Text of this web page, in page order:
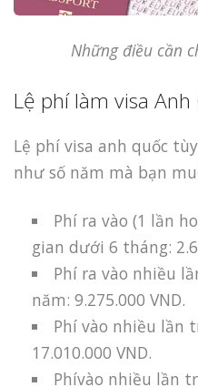
Những điều cần
Lệ phí làm visa Anh
Lệ phí visa anh quốc
như số năm mà bạn
Phí ra vào (1 lần
gian dưới 6 tháng:
Phí ra vào nhiều
năm: 9.275.000 VND.
Phí vào nhiều lần
17.010.000 VND.
Phívào nhiều lần